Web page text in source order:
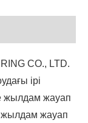
CO., LTD.
ірі
жылдам жауап
жылдам жауап